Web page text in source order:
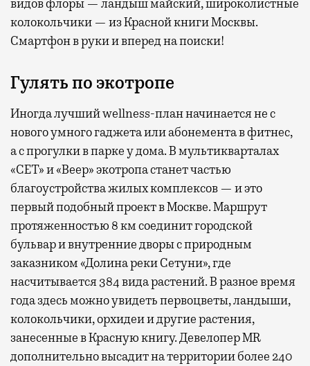
видов флоры — ландыш майский, широколистные
колокольчики — из Красной книги Москвы.
Смартфон в руки и вперед на поиски!
Гулять по экотропе
Иногда лучший wellness-план начинается не с
нового умного гаджета или абонемента в фитнес,
а с прогулки в парке у дома. В мультикварталах
«СЕТ» и «Веер» экотропа станет частью
благоустройства жилых комплексов — и это
первый подобный проект в Москве. Маршрут
протяженностью 8 км соединит городской
бульвар и внутренние дворы с природным
заказником «Долина реки Сетуни», где
насчитывается 384 вида растений. В разное время
года здесь можно увидеть первоцветы, ландыши,
колокольчики, орхидеи и другие растения,
занесенные в Красную книгу. Девелопер MR
дополнительно высадит на территории более 240